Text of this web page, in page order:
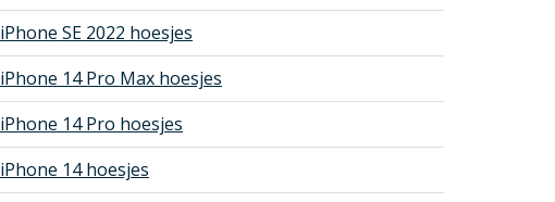
iPhone SE 2022 hoesjes
iPhone 14 Pro Max hoesjes
iPhone 14 Pro hoesjes
iPhone 14 hoesjes